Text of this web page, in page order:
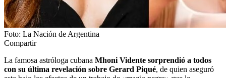
Foto: La Nación de Argentina
Compartir
La famosa astróloga cubana Mhoni Vidente sorprendió a todos
con su última revelación sobre Gerard Piqué, de quien aseguró